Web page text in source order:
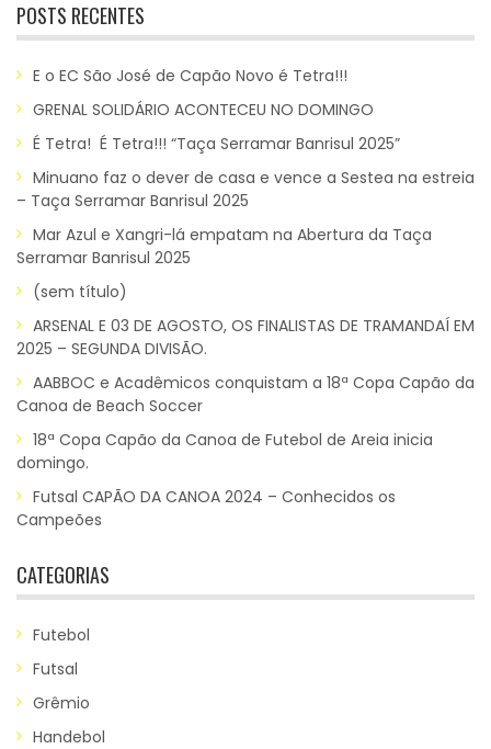
POSTS RECENTES
E o EC São José de Capão Novo é Tetra!!!
GRENAL SOLIDÁRIO ACONTECEU NO DOMINGO
É Tetra! É Tetra!!! “Taça Serramar Banrisul 2025”
Minuano faz o dever de casa e vence a Sestea na estreia
– Taça Serramar Banrisul 2025
Mar Azul e Xangri-lá empatam na Abertura da Taça
Serramar Banrisul 2025
(sem título)
ARSENAL E 03 DE AGOSTO, OS FINALISTAS DE TRAMANDAÍ EM
2025 – SEGUNDA DIVISÃO.
AABBOC e Acadêmicos conquistam a 18ª Copa Capão da
Canoa de Beach Soccer
18ª Copa Capão da Canoa de Futebol de Areia inicia
domingo.
Futsal CAPÃO DA CANOA 2024 – Conhecidos os
Campeões
CATEGORIAS
Futebol
Futsal
Grêmio
Handebol